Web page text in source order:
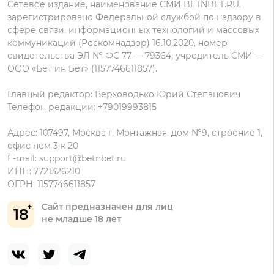
данных
18
Сайт предназначен для лиц
не младше 18 лет
Сетевое издание, наименование СМИ BETNBET.RU,
зарегистрировано Федеральной службой по надзору в
сфере связи, информационных технологий и массовых
коммуникаций (Роскомнадзор) 16.10.2020, номер
свидетельства ЭЛ № ФС 77 — 79364, учредитель СМИ —
ООО «Бет ин Бет» (1157746611857).
Главный редактор: Верховодько Юрий Степанович
Телефон редакции: +79019993815
Адрес: 107497, Москва г, Монтажная, дом №9, строение 1,
офис пом 3 к 20
E-mail: support@betnbet.ru
ИНН: 7721326210
ОГРН: 1157746611857